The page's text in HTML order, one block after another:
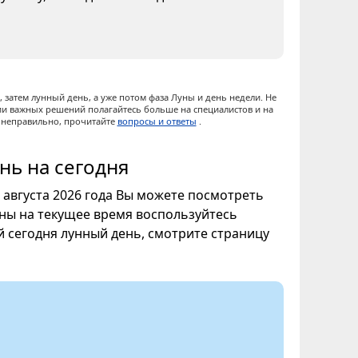
лунный день, а уже потом фаза Луны и день недели. Не
важных решений полагайтесь больше на специалистов и на
прочитайте вопросы и ответы .
на сегодня
августа 2026 года Вы можете посмотреть
на текущее время воспользуйтесь
сегодня лунный день, смотрите страницу